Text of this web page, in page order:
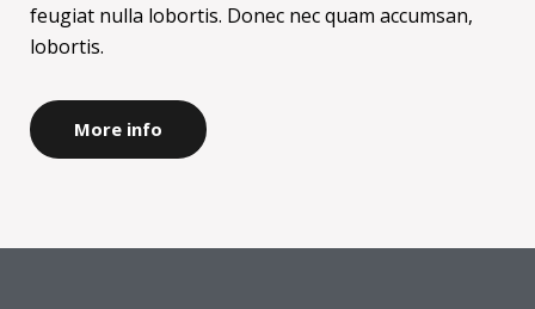
feugiat nulla lobortis. Donec nec quam accumsan,
lobortis.
More info